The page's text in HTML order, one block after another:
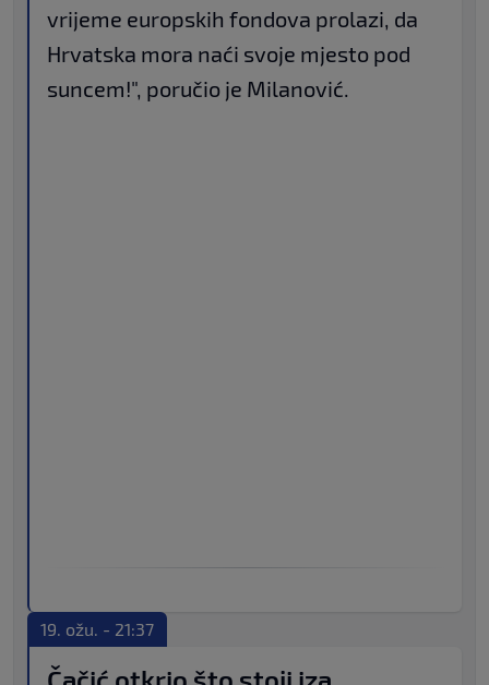
vrijeme europskih fondova prolazi, da
Hrvatska mora naći svoje mjesto pod
suncem!", poručio je Milanović.
19. ožu. - 21:37